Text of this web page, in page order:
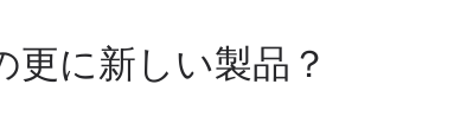
に新しい製品？